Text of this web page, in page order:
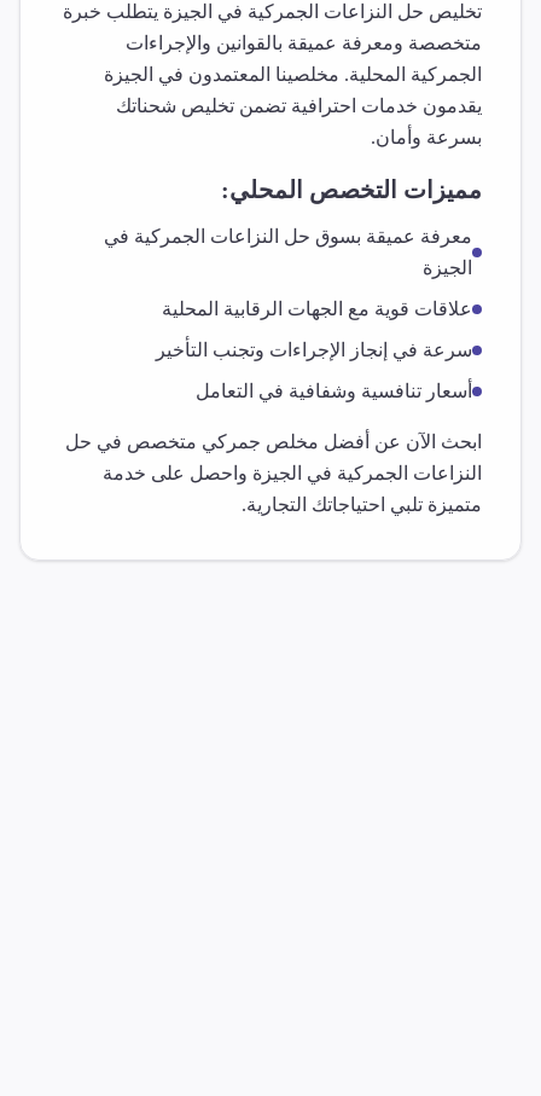
تخليص حل النزاعات الجمركية في الجيزة يتطلب خبرة
متخصصة ومعرفة عميقة بالقوانين والإجراءات
الجمركية المحلية. مخلصينا المعتمدون في الجيزة
يقدمون خدمات احترافية تضمن تخليص شحناتك
بسرعة وأمان.
مميزات التخصص المحلي:
معرفة عميقة بسوق حل النزاعات الجمركية في
الجيزة
علاقات قوية مع الجهات الرقابية المحلية
سرعة في إنجاز الإجراءات وتجنب التأخير
أسعار تنافسية وشفافية في التعامل
ابحث الآن عن أفضل مخلص جمركي متخصص في حل
النزاعات الجمركية في الجيزة واحصل على خدمة
متميزة تلبي احتياجاتك التجارية.